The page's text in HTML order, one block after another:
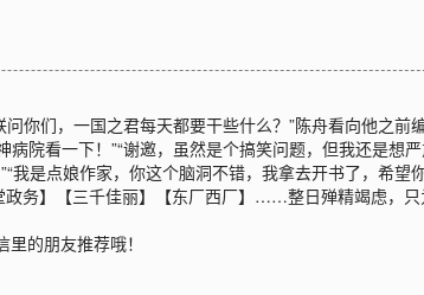
你们，一国之君每天都要干些什么？”陈舟看向他之前
院看一下！”“谢邀，虽然是个搞笑问题，但我还是
我是点娘作家，你这个脑洞不错，我拿去开书了，希
政务】【三千佳丽】【东厂西厂】……整日殚精竭虑，
的朋友推荐哦！